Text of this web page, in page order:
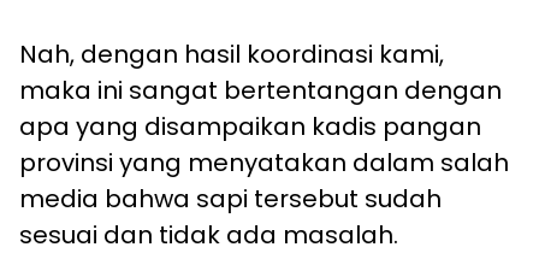
Nah, dengan hasil koordinasi kami,
maka ini sangat bertentangan dengan
apa yang disampaikan kadis pangan
provinsi yang menyatakan dalam salah
media bahwa sapi tersebut sudah
sesuai dan tidak ada masalah.